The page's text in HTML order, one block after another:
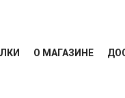
О МАГАЗИНЕ